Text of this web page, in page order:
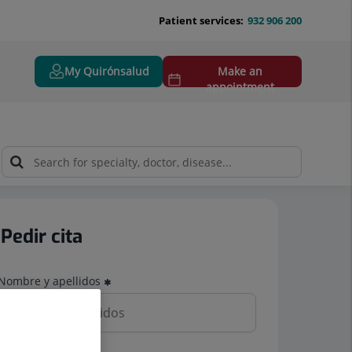
932 906 200
Patient services:
My Quirónsalud
Make an
appointment
Pedir cita
y apellidos